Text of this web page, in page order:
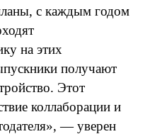
с каждым годом
на этих
получают
Этот
коллаборации и
— уверен